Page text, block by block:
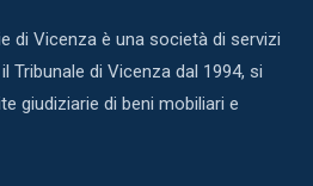
di Vicenza è una società di servizi
Tribunale di Vicenza dal 1994, si
giudiziarie di beni mobiliari e